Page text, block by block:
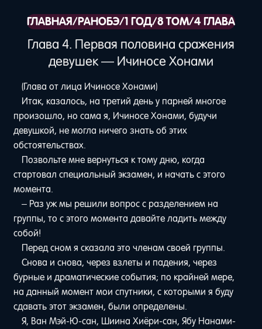
ГЛАВНАЯ/РАНОБЭ/1 ГОД/8 ТОМ/4 ГЛАВА
Глава 4. Первая половина сражения
девушек — Ичиносе Хонами
(Глава от лица Ичиносе Хонами)
Итак, казалось, на третий день у парней многое
произошло, но сама я, Ичиносе Хонами, будучи
девушкой, не могла ничего знать об этих
обстоятельствах.
Позвольте мне вернуться к тому дню, когда
стартовал специальный экзамен, и начать с этого
момента.
– Раз уж мы решили вопрос с разделением на
группы, то с этого момента давайте ладить между
собой!
Перед сном я сказала это членам своей группы.
Снова и снова, через взлеты и падения, через
бурные и драматические события; по крайней мере,
на данный момент мои спутники, с которыми я буду
сдавать этот экзамен, были определены.
Я, Ван Мэй-Ю-сан, Шиина Хиёри-сан, Ябу Нанами-